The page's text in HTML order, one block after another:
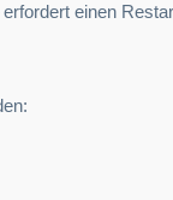
einen